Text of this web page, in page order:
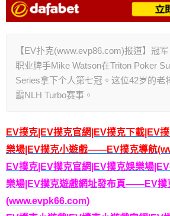
【EV扑克(www.evp86.com)报道】冠
职业牌手Mike Watson在Triton Poker
Series拿下个人第七冠。这位42岁的老
霸NLH Turbo赛事。
EV撲克|EV撲克官網|EV撲克下載|EV
樂場|EV撲克小遊戲——EV撲克導航
EV撲克|EV撲克官網|EV撲克娛樂場
樂場|EV撲克遊戲網址發布頁——EV撲
(www.evpk66.com)